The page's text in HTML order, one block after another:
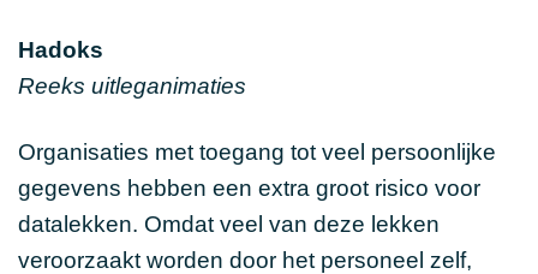
Hadoks
Reeks uitleganimaties
Organisaties met toegang tot veel persoonlijke
gegevens hebben een extra groot risico voor
datalekken. Omdat veel van deze lekken
veroorzaakt worden door het personeel zelf,